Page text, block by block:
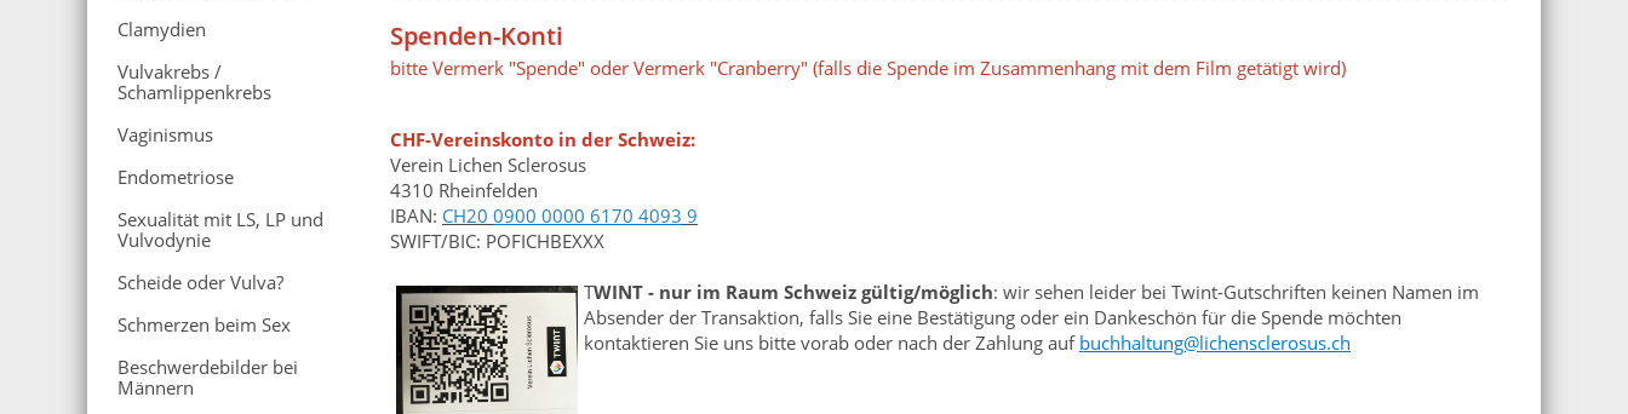
Clamydien
Vulvakrebs /
Schamlippenkrebs
Vaginismus
Endometriose
Sexualität mit LS, LP und
Vulvodynie
Scheide oder Vulva?
Schmerzen beim Sex
Beschwerdebilder bei
Männern
Spenden-Konti
bitte Vermerk "Spende" oder Vermerk "Cranberry" (falls die Spende im Zusammenhang mit dem Film getätigt wird)
CHF-Vereinskonto in der Schweiz:
Verein Lichen Sclerosus
4310 Rheinfelden
IBAN: CH20 0900 0000 6170 4093 9
SWIFT/BIC: POFICHBEXXX
TWINT - nur im Raum Schweiz gültig/möglich: wir sehen leider bei Twint-Gutschriften keinen Namen im
Absender der Transaktion, falls Sie eine Bestätigung oder ein Dankeschön für die Spende möchten
kontaktieren Sie uns bitte vorab oder nach der Zahlung auf buchhaltung@lichensclerosus.ch